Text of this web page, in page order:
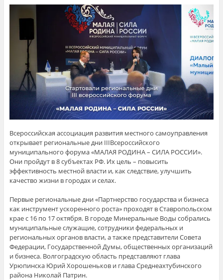
Всероссийская ассоциация развития местного самоуправления
открывает региональные дни IIIВсероссийского
муниципального форума «МАЛАЯ РОДИНА – СИЛА РОССИИ».
Они пройдут в 8 субъектах РФ. Их цель – повысить
эффективность местной власти и, как следствие, улучшить
качество жизни в городах и селах.
Первые региональные дни «Партнерство государства и бизнеса
как инструмент ускоренного роста» проходят в Ставропольском
крае с 16 по 17 октября. В городе Минеральные Воды собрались
муниципальные служащие, сотрудники федеральных и
региональных органов власти, а также представители Совета
Федерации, Государственной Думы, общественных организаций
и бизнеса. Волгоградскую область представляют глава
Урюпинска Юрий Хорошеньков и глава Среднеахтубинского
района Николай Патрин.